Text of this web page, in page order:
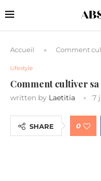
Accueil » Comment
Lifestyle
Comment cultiver
written by Laetitia 7
SHARE 0